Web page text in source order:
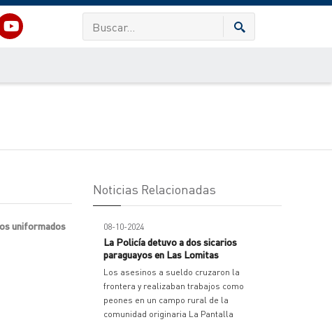
uniformados
Noticias Relacionadas
08-10-2024
La Policía detuvo a dos sicarios
paraguayos en Las Lomitas
Los asesinos a sueldo cruzaron la
frontera y realizaban trabajos como
peones en un campo rural de la
comunidad originaria La Pantalla